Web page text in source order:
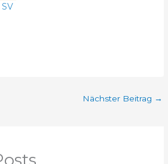
Nächster Beitrag →